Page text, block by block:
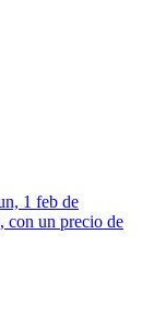
1 feb de
con un precio de